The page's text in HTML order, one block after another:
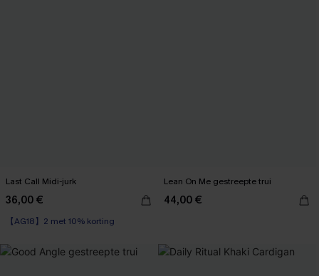
Last Call Midi-jurk
36,00 €
【AG18】2 met 10% korting
Lean On Me gestreepte trui
44,00 €